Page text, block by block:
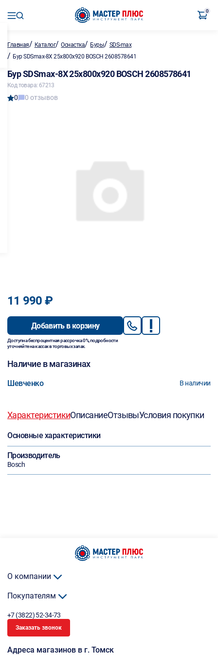
0
Главная/ Каталог/Оснастка/ Буры/ SDS-max
/ Бур SDSmax-8X 25х800х920 BOSCH 2608578641
Бур SDSmax-8X 25х800х920 BOSCH 2608578641
Код товара: 67213
0 0 отзывов
11 990 ₽
Добавить в корзину
Доступна беспроцентная рассрочка 0%, подробности
уточняйте на кассах в торговых залах.
Наличие в магазинах
Шевченко В наличии
ХарактеристикиОписаниеОтзывыУсловия покупки
Основные характеристики
Производитель
Bosch
О компании
Покупателям
+7 (3822) 52-34-73
Заказать звонок
Адреса магазинов в г. Томск